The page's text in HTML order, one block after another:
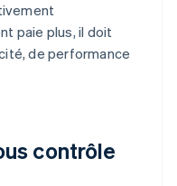
paie plus, il doit
de performance
contrôle